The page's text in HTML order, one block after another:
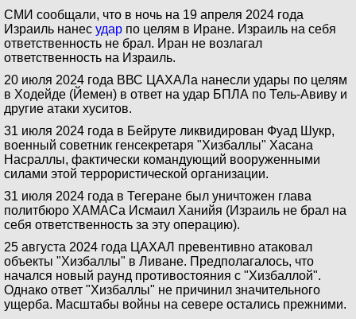
СМИ сообщали, что в ночь на 19 апреля 2024 года
Израиль нанес удар по целям в Иране. Израиль на себя
ответственность не брал. Иран не возлагал
ответственность на Израиль.
20 июля 2024 года ВВС ЦАХАЛа нанесли удары по целям
в Ходейде (Йемен) в ответ на удар БПЛА по Тель-Авиву и
другие атаки хуситов.
31 июля 2024 года в Бейруте ликвидирован Фуад Шукр,
военный советник генсекретаря "Хизбаллы" Хасана
Насраллы, фактически командующий вооруженными
силами этой террористической организации.
31 июля 2024 года в Тегеране был уничтожен глава
политбюро ХАМАСа Исмаил Ханийя (Израиль не брал на
себя ответственность за эту операцию).
25 августа 2024 года ЦАХАЛ превентивно атаковал
объекты "Хизбаллы" в Ливане. Предполагалось, что
начался новый раунд противостояния с "Хизбаллой".
Однако ответ "Хизбаллы" не причинил значительного
ущерба. Масштабы войны на севере остались прежними.